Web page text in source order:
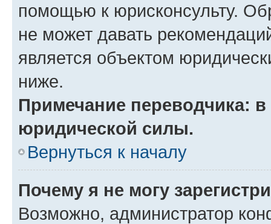
помощью к юрисконсульту.
не может давать
является объектом
ниже.
Примечание переводчика:
юридической силы.
Вернуться к началу
Почему я не могу
Возможно, администратор